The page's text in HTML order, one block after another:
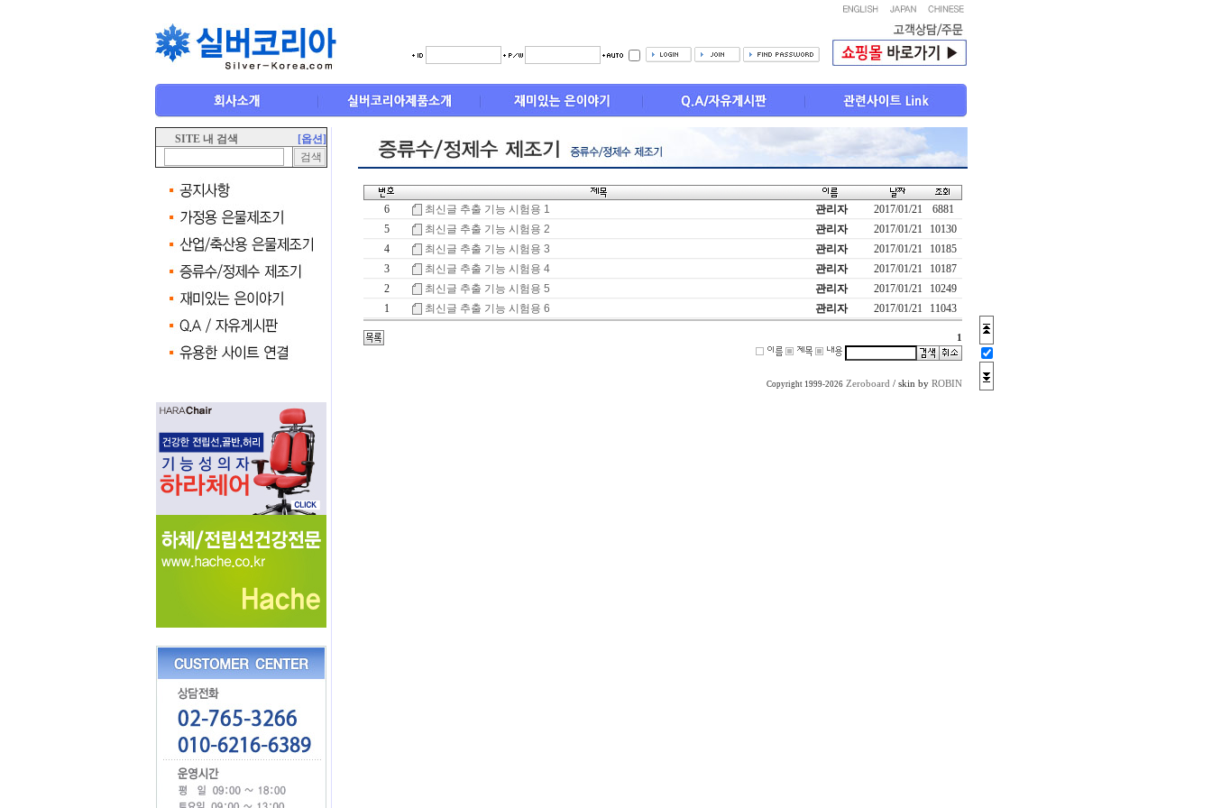
SITE 내 검색 [옵션]
6 최신글 추출 기능 시험용 1 관리자 2017/01/21
6881
5
최신글 추출 기능 시험용 2 관리자 2017/01/21
10130
4
최신글 추출 기능 시험용 3 관리자 2017/01/21
10185
3
최신글 추출 기능 시험용 4 관리자 2017/01/21
10187
2
최신글 추출 기능 시험용 5 관리자 2017/01/21
10249
1
최신글 추출 기능 시험용 6 관리자 2017/01/21 11043
1
Copyright 1999-2026 Zeroboard / skin by ROBIN